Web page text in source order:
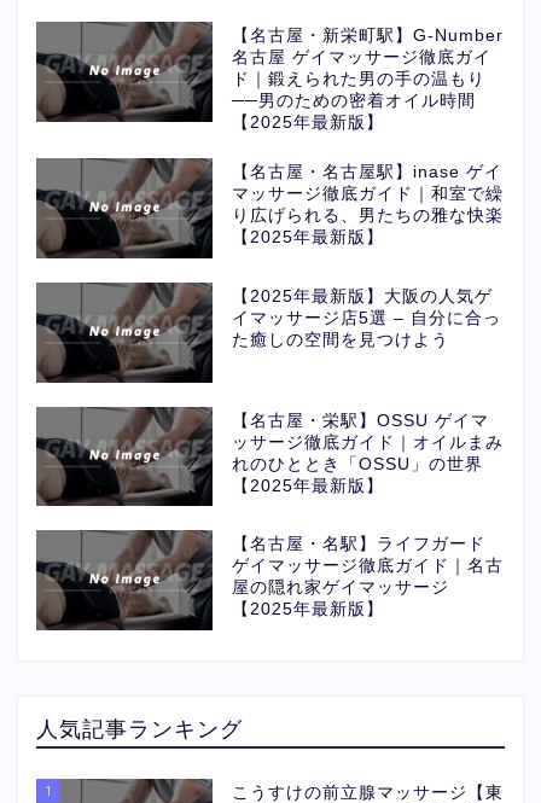
【名古屋・新栄町駅】G-Number
名古屋 ゲイマッサージ徹底ガイ
ド｜鍛えられた男の手の温もり
──男のための密着オイル時間
【2025年最新版】
【名古屋・名古屋駅】inase ゲイ
マッサージ徹底ガイド｜和室で繰
り広げられる、男たちの雅な快楽
【2025年最新版】
【2025年最新版】大阪の人気ゲ
イマッサージ店5選 – 自分に合っ
た癒しの空間を見つけよう
【名古屋・栄駅】OSSU ゲイマ
ッサージ徹底ガイド｜オイルまみ
れのひととき「OSSU」の世界
【2025年最新版】
【名古屋・名駅】ライフガード
ゲイマッサージ徹底ガイド｜名古
屋の隠れ家ゲイマッサージ
【2025年最新版】
人気記事ランキング
1
こうすけの前立腺マッサージ【東